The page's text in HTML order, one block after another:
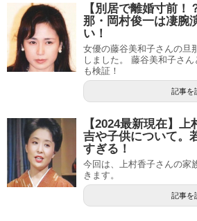
【別居で離婚寸前
那・岡村俊一は凄腕
い！
女優の藤谷美和子さんの旦
しました。 藤谷美和子さ
も検証！
記事を
【2024最新現在】
吉や子供について。
すぎる！
今回は、上村香子さんの家
きます。
記事を